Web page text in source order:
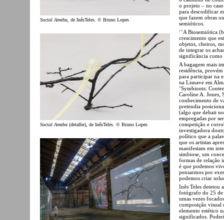
Social Ameba, de InêsTeles. © Bruno Lopes
Social Ameba (detalhe), de InêsTeles. © Bruno Lopes
o projeto – no
para descodificar
que fazem obras
semióticos.
‘’A Biosemiótica
crescimento que
objetos, cheiros,
de integrar os
significância como
A bagagem mais
residência,
para participar na
na Lisnave em
‘Symbionts:
Caroline A. Jones,
conhecimento de
pretendia
(algo que debati
empregadas por
competição e
investigadora
político que a
que os artistas
manifestam em
simbiose, um
formas de relação
é que podemos
pensarmos por
podemos criar
Inês Teles detetou
fotógrafo do 25 de
umas vezes
composição visual
elemento estético
significados.